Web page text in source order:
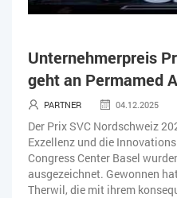
KÜNSTLICHE INTELLIGENZ
MACHINE LEARNING
MARKETING MOBILE
OPEN SOURCE PIM
Unternehmerpreis
geht an Permamed
PARTNER 04.12.2025
Der Prix SVC Nordschweiz
Exzellenz und die
Congress Center Basel
ausgezeichnet. Gewonnen
Therwil, die mit ihrem